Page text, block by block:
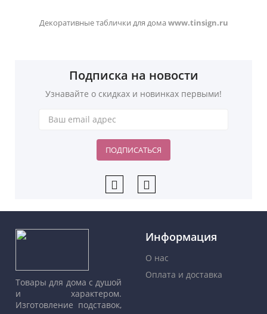
Декоративные таблички для домаwww.tinsign.ru
Подписка на новости
Узнавайте о скидках и новинках первыми!
ПОДПИСАТЬСЯ
Товары для дома с душой
и характером.
Изготовление подставок,
Информация
О нас
Оплата и доставка